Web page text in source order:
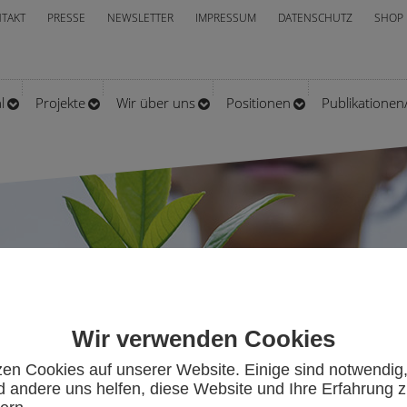
Wir verwenden Cookies
Cookies auf unserer Website. Einige sind notwendig,
andere uns helfen, diese Website und Ihre Erfahrung
PRESSE NEWSLETTER IMPRESSUM DATENSCHUTZ SHOP
Projekte Wir über uns Positionen